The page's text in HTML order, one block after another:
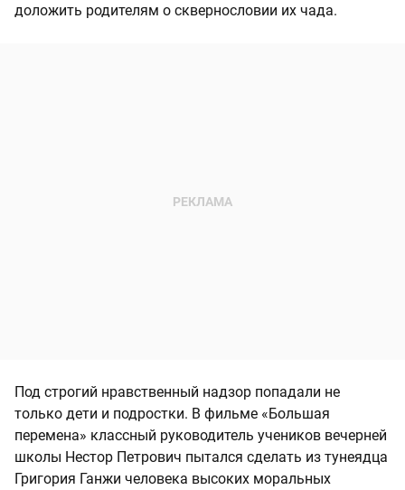
доложить родителям о сквернословии их чада.
Под строгий нравственный надзор попадали не
только дети и подростки. В фильме «Большая
перемена» классный руководитель учеников вечерней
школы Нестор Петрович пытался сделать из тунеядца
Григория Ганжи человека высоких моральных